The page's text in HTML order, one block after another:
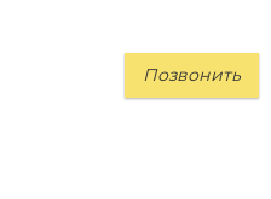
Позвонить